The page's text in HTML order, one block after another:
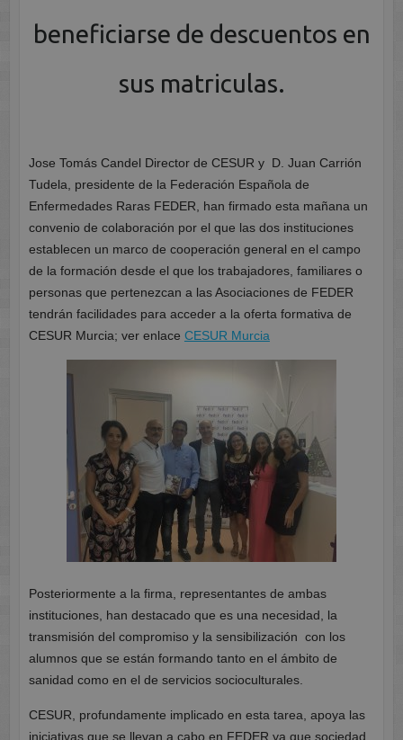
beneficiarse de descuentos en
sus matriculas.
Jose Tomás Candel Director de CESUR y D. Juan Carrión
Tudela, presidente de la Federación Española de
Enfermedades Raras FEDER, han firmado esta mañana un
convenio de colaboración por el que las dos instituciones
establecen un marco de cooperación general en el campo
de la formación desde el que los trabajadores, familiares o
personas que pertenezcan a las Asociaciones de FEDER
tendrán facilidades para acceder a la oferta formativa de
CESUR Murcia; ver enlace CESUR Murcia
Posteriormente a la firma, representantes de ambas
instituciones, han destacado que es una necesidad, la
transmisión del compromiso y la sensibilización con los
alumnos que se están formando tanto en el ámbito de
sanidad como en el de servicios socioculturales.
CESUR, profundamente implicado en esta tarea, apoya las
iniciativas que se llevan a cabo en FEDER ya que sociedad,